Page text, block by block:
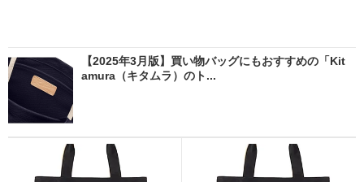
【2025年3月版】買い物バッグにもおすすめの「Kit
amura（キタムラ）のト...